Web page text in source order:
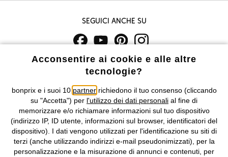
Seguici anche su
I prezzi sono IVA inclusa. Non includonole spese di spedizione e i
costi di servizio.
Condizioni di vendita Accessibilità
Informativa privacy e cookie Gestione dei cookie
Informazioni legali Diritto di recesso
Acconsentire ai cookie e alle altre
tecnologie?
bonprix e i suoi 10 partnerrichiedono il tuo consenso (cliccando
su "Accetta") per l'utilizzo dei dati personali al fine di
memorizzare e/o richiamare informazioni sul tuo dispositivo
(indirizzo IP, ID utente, informazioni sul browser, identificatori del
dispositivo). I dati vengono utilizzati per l'identificazione su siti di
terzi (anche utilizzando indirizzi e-mail pseudonimizzati), per la
personalizzazione e la misurazione di annunci e contenuti, per